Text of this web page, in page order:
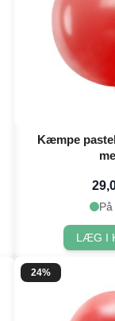
Kæmpe
På
LÆG I
24%